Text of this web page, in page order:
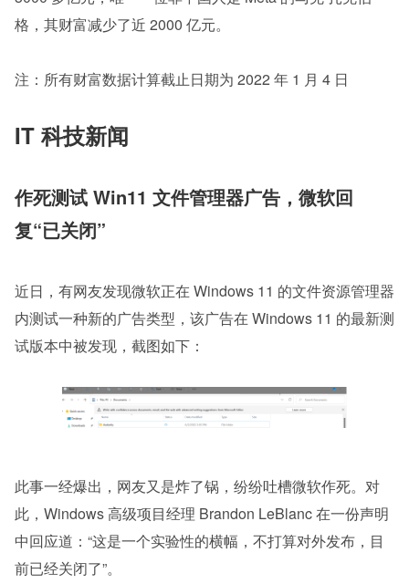
格，其财富减少了近 2000 亿元。
注：所有财富数据计算截止日期为 2022 年 1 月 4 日
IT 科技新闻
作死测试 Win11 文件管理器广告，微软回
复“已关闭”
近日，有网友发现微软正在 Windows 11 的文件资源管理器
内测试一种新的广告类型，该广告在 Windows 11 的最新测
试版本中被发现，截图如下：
此事一经爆出，网友又是炸了锅，纷纷吐槽微软作死。对
此，Windows 高级项目经理 Brandon LeBlanc 在一份声明
中回应道：“这是一个实验性的横幅，不打算对外发布，目
前已经关闭了”。